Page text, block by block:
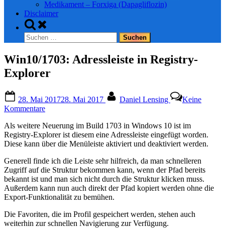
Medikament – Forxiga (Dapagliflozin)
Disclaimer
Toggle
search
form
Suchen
nach:
Win10/1703: Adressleiste in Registry-
Explorer
on
28. Mai 201728. Mai 2017 Daniel Lensing
Keine
Kommentarezu
Adressleiste
in
Registry-
Als weitere Neuerung im Build 1703 in Windows 10 ist im
Registry-Explorer ist diesem eine Adressleiste eingefügt worden.
Diese kann über die Menüleiste aktiviert und deaktiviert werden.
Generell finde ich die Leiste sehr hilfreich, da man schnelleren
Zugriff auf die Struktur bekommen kann, wenn der Pfad bereits
bekannt ist und man sich nicht durch die Struktur klicken muss.
Außerdem kann nun auch direkt der Pfad kopiert werden ohne die
Export-Funktionalität zu bemühen.
Die Favoriten, die im Profil gespeichert werden, stehen auch
weiterhin zur schnellen Navigierung zur Verfügung.